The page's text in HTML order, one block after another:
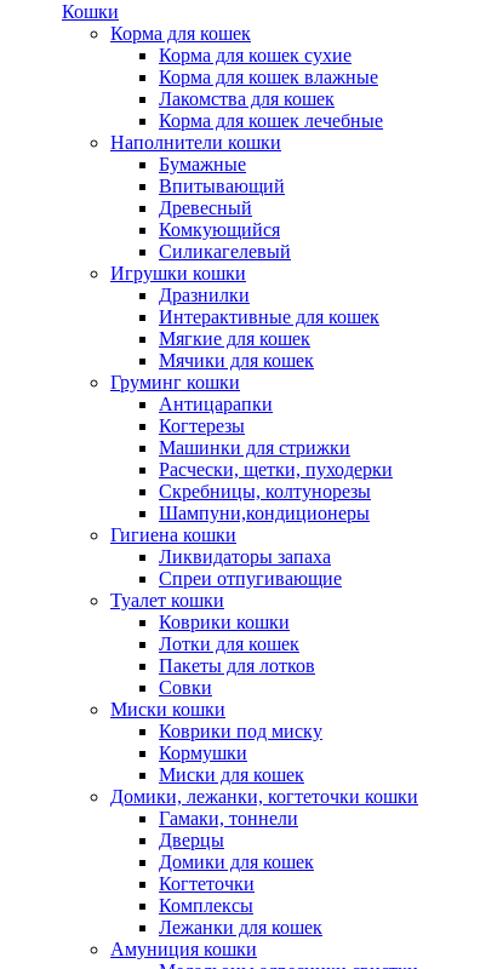
Кошки
Корма для кошек
Корма для кошек сухие
Корма для кошек влажные
Лакомства для кошек
Корма для кошек лечебные
Наполнители кошки
Бумажные
Впитывающий
Древесный
Комкующийся
Силикагелевый
Игрушки кошки
Дразнилки
Интерактивные для кошек
Мягкие для кошек
Мячики для кошек
Груминг кошки
Антицарапки
Когтерезы
Машинки для стрижки
Расчески, щетки, пуходерки
Скребницы, колтунорезы
Шампуни,кондиционеры
Гигиена кошки
Ликвидаторы запаха
Спреи отпугивающие
Туалет кошки
Коврики кошки
Лотки для кошек
Пакеты для лотков
Совки
Миски кошки
Коврики под миску
Кормушки
Миски для кошек
Домики, лежанки, когтеточки кошки
Гамаки, тоннели
Дверцы
Домики для кошек
Когтеточки
Комплексы
Лежанки для кошек
Амуниция кошки